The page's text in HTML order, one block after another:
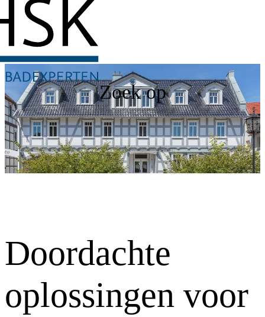
Zoek op
Doordachte
oplossingen voor